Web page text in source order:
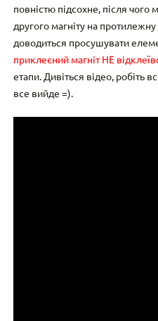
повністю підсохне, після
другого магніту на
доводиться просушувати
приклеєний магніт НЕ
етапи. Дивіться відео, робіть
все вийде =).